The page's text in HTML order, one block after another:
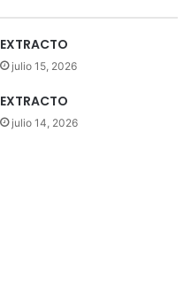
EXTRACTO
julio 15, 2026
EXTRACTO
julio 14, 2026